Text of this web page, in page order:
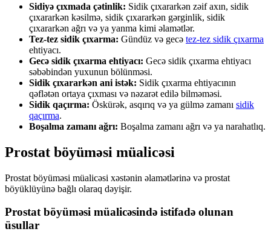
Sidiyə çıxmada çətinlik: Sidik çıxararkən zəif axın, sidik
çıxararkən kəsilmə, sidik çıxararkən gərginlik, sidik
çıxararkən ağrı və ya yanma kimi əlamətlər.
Tez-tez sidik çıxarma: Gündüz və gecə tez-tez sidik çıxarma
ehtiyacı.
Gecə sidik çıxarma ehtiyacı: Gecə sidik çıxarma ehtiyacı
səbəbindən yuxunun bölünməsi.
Sidik çıxararkən ani istək: Sidik çıxarma ehtiyacının
qəflətən ortaya çıxması və nəzarət edilə bilməməsi.
Sidik qaçırma: Öskürək, asqırıq və ya gülmə zamanı sidik
qaçırma.
Boşalma zamanı ağrı: Boşalma zamanı ağrı və ya narahatlıq.
Prostat böyüməsi müalicəsi
Prostat böyüməsi müalicəsi xəstənin əlamətlərinə və prostat
böyüklüyünə bağlı olaraq dəyişir.
Prostat böyüməsi müalicəsində istifadə olunan
üsullar